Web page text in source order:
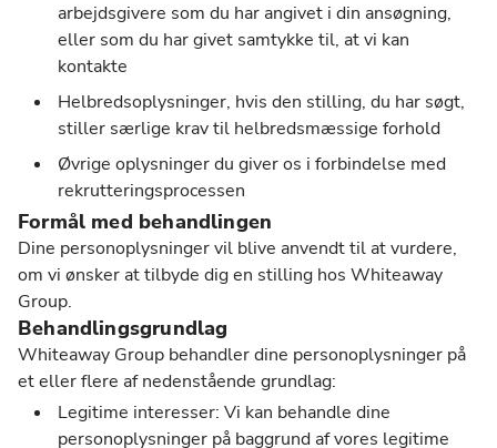
arbejdsgivere som du har angivet i din ansøgning,
eller som du har givet samtykke til, at vi kan
kontakte
Helbredsoplysninger, hvis den stilling, du har søgt,
stiller særlige krav til helbredsmæssige forhold
Øvrige oplysninger du giver os i forbindelse med
rekrutteringsprocessen
Formål med behandlingen
Dine personoplysninger vil blive anvendt til at vurdere,
om vi ønsker at tilbyde dig en stilling hos Whiteaway
Group.
Behandlingsgrundlag
Whiteaway Group behandler dine personoplysninger på
et eller flere af nedenstående grundlag:
Legitime interesser: Vi kan behandle dine
personoplysninger på baggrund af vores legitime